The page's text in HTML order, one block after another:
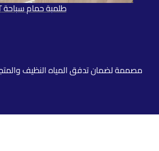
مصممة لضمان تدفق المياه النظيف
طلمبة حمام سباحة APT